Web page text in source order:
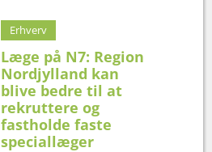
Erhverv
Læge på N7: Region
Nordjylland kan
blive bedre til at
rekruttere og
fastholde faste
speciallæger